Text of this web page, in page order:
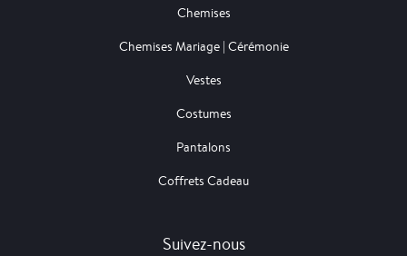
Chemises
Chemises Mariage | Cérémonie
Vestes
Costumes
Pantalons
Coffrets Cadeau
Suivez-nous